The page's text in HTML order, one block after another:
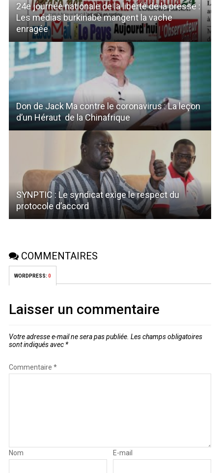
24e journée nationale de la liberté de la presse :
Les médias burkinabè mangent la vache
enragée
Don de Jack Ma contre le coronavirus : La leçon
d’un Héraut de la Chinafrique
SYNPTIC : Le syndicat exige le respect du
protocole d’accord
COMMENTAIRES
WORDPRESS: 0
Laisser un commentaire
Votre adresse e-mail ne sera pas publiée. Les champs obligatoires
sont indiqués avec *
Commentaire *
Nom E-mail